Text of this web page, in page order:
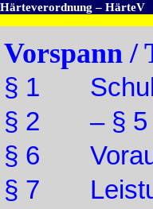
Härteverordnung – HärteV
Vorspann /
§ 1
§ 2 – § 5
§ 6
§ 7